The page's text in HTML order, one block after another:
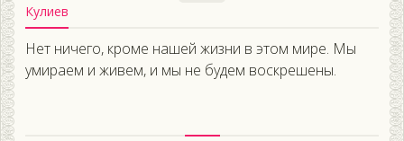
Кулиев
Нет ничего, кроме нашей жизни в этом мире. Мы
умираем и живем, и мы не будем воскрешены.